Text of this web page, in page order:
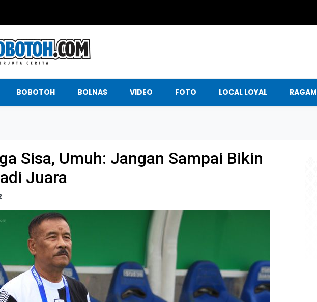
BOBOTOH BOLNAS VIDEO FOTO LOCAL LOYAL RAGAM
Sisa, Umuh: Jangan Sampai Bikin
Juara